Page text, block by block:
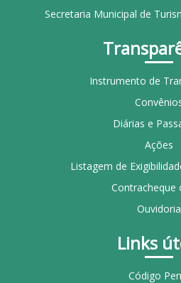
Secretaria Municipal de
Instrumento de
Diárias e
Ações
Listagem de
Contracheque
Ouvidoria
Links
Código